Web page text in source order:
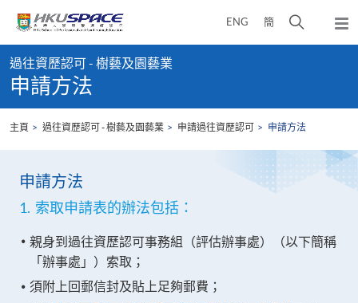
content
ENG 簡
開
面
彈
出
content
start
過往資歷認可 - 樹藝及園藝業
申請方法
主頁 過往資歷認可 - 樹藝及園藝業 申請過往資歷認可 申請方法
申請方法
1. 索取申請表的辦法包括：
親身到過往資歷認可事務組（評估辦事處）（以下簡稱
「辦事處」）索取；
須附上回郵信封及貼上足夠郵費；